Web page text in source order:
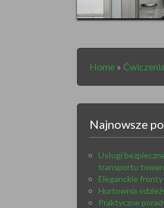
Home » Ćwiczenia
Najnowsze
Usługi
transportu
Eleganckie
Hurtownia
Praktyczne